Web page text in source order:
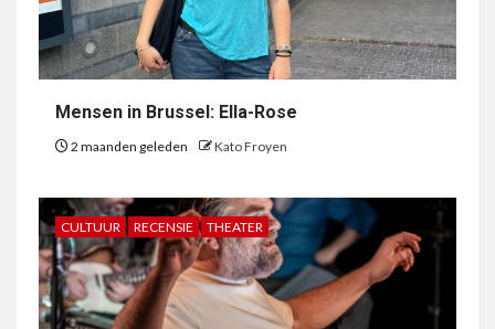
Mensen in Brussel: Ella-Rose
2 maanden geleden Kato Froyen
CULTUUR RECENSIE THEATER